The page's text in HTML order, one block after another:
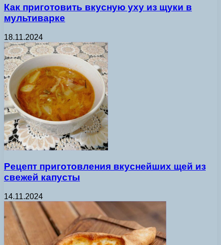
Как приготовить вкусную уху из щуки в
мультиварке
18.11.2024
Рецепт приготовления вкуснейших щей из
свежей капусты
14.11.2024